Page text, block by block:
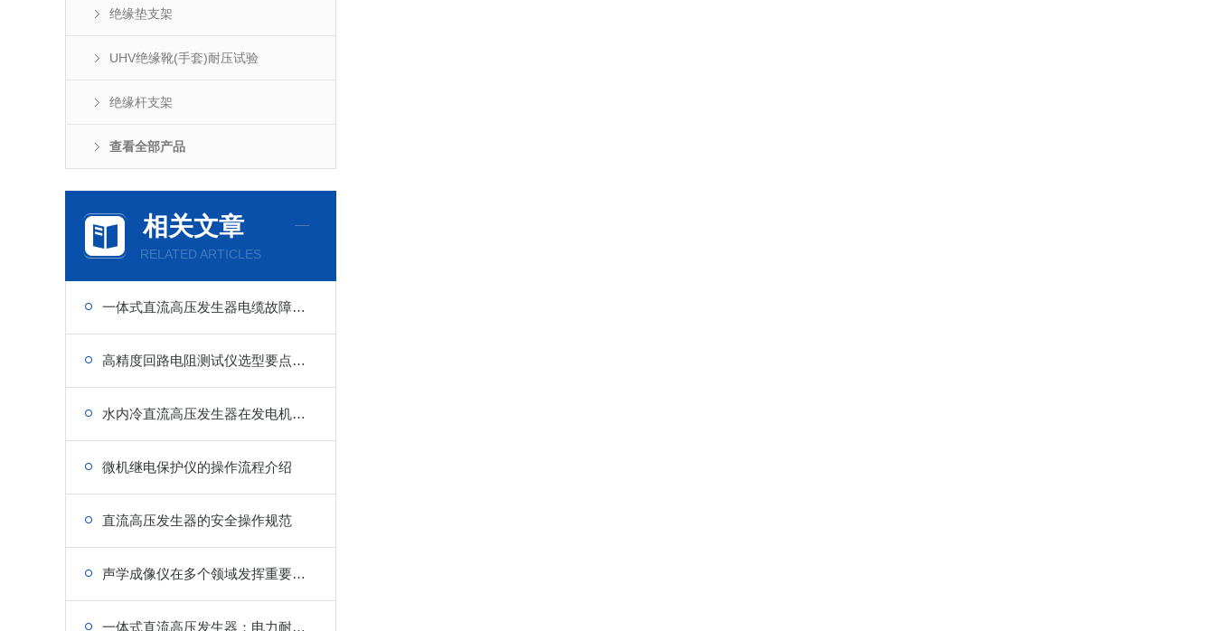
绝缘垫支架
UHV绝缘靴(手套)耐压试验
绝缘杆支架
查看全部产品
相关文章
RELATED ARTICLES
一体式直流高压发生器电缆故障预试耐压作业流程
高精度回路电阻测试仪选型要点与电力设备、电气回路电阻精准检测应用方案详解
水内冷直流高压发生器在发电机定子绕组绝缘缺陷检测中的关键应用
微机继电保护仪的操作流程介绍
直流高压发生器的安全操作规范
声学成像仪在多个领域发挥重要作用!
一体式直流高压发生器：电力耐压测试一站式解决方案